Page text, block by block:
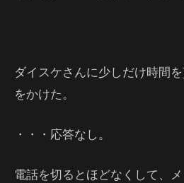
ダイスケさんに少しだけ時間
をかけた。
・・・応答なし。
電話を切るとほどなくして、メ